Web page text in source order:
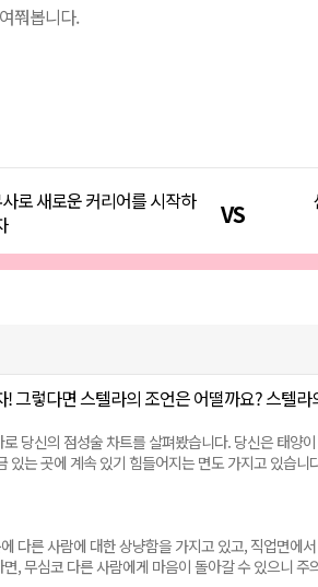
쭤봅니다.
로 새로운 커리어를 시작하
그렇다면 스텔라의 조언은 어떨까요? 스텔
당신의 점성술 차트를 살펴봤습니다. 당신은 태양
있는 곳에 계속 있기 힘들어지는 면도 가지고 있습니
다른 사람에 대한 상냥함을 가지고 있고, 직업면에
, 무심코 다른 사람에게 마음이 돌아갈 수 있으니 주